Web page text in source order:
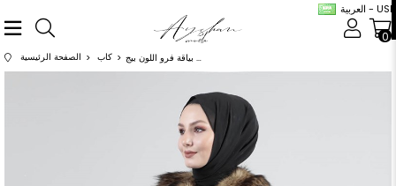
العربية - USD
0
الصفحة الرئيسية كاب عباية شامواه بياقة فرو اللون بيج